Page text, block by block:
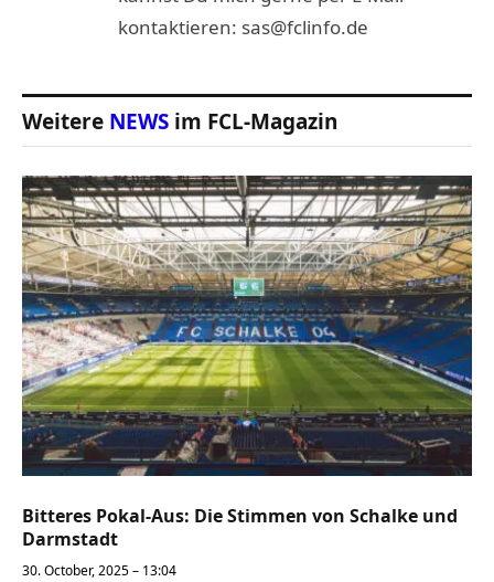
kontaktieren: sas@fclinfo.de
Weitere NEWS im FCL-Magazin
Bitteres Pokal-Aus: Die Stimmen von Schalke und
Darmstadt
30. October, 2025 – 13:04